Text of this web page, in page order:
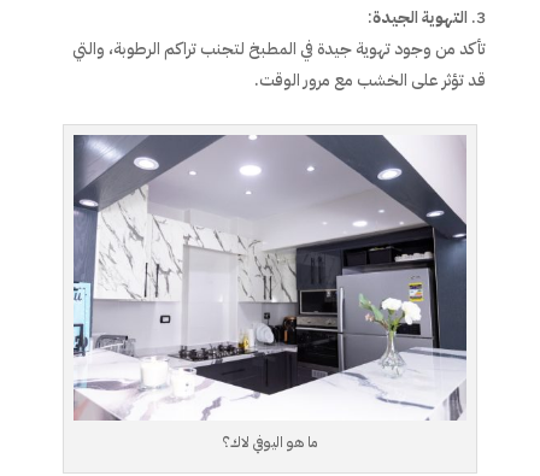
التهوية الجيدة:
تأكد من وجود تهوية جيدة في المطبخ لتجنب تراكم الرطوبة، والتي
قد تؤثر على الخشب مع مرور الوقت.
ما هو اليوفي لاك؟